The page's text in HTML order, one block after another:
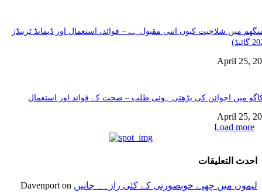
میں شلاجیت کیوں اتنی مقبول ہے – فوائد، استعمال اور ڈیمانڈ ٹرینڈز
April 25,
میں اجوائن کی بڑھتی ہوئی طلب – صحت کے فوائد اور استعمال
April 25,
Load more
احدث التعليقات
Davenport on لیموں میں چھپے خوبصورتی کے کئی راز۔۔ جانیں